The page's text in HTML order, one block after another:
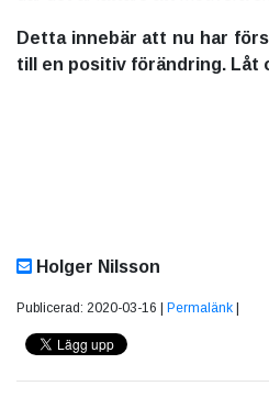
Detta innebär att nu har
till en positiv förändring. Låt
Holger Nilsson
Publicerad: 2020-03-16 | Permalänk |